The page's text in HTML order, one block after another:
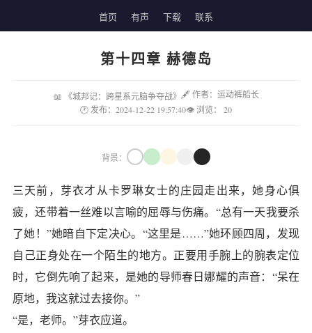
首页 有声 下载 联系
第十四章 赫德岛
📖 《城邦记：跨星系元脑争夺战》 🖋 作者：运动裤船长
🕐 发布：2024-12-22 19:57:40👁 浏览： 20
背景：
三天前，芽衣才从卡罗琳女士的庄园走出来，她身心俱
疲，还带着一丝难以言喻的屈辱与伤痛。“总有一天我要杀
了她！”她暗自下定决心。“这里是……”她环顾四周，发现
自己正身处在一个陌生的地方。正要用手腕上的腕表定位
时，它倒先响了起来，是她的导师春日娜耀的声音：“呆在
原地，我这就过去接你。”
“是，老师。”芽衣应道。